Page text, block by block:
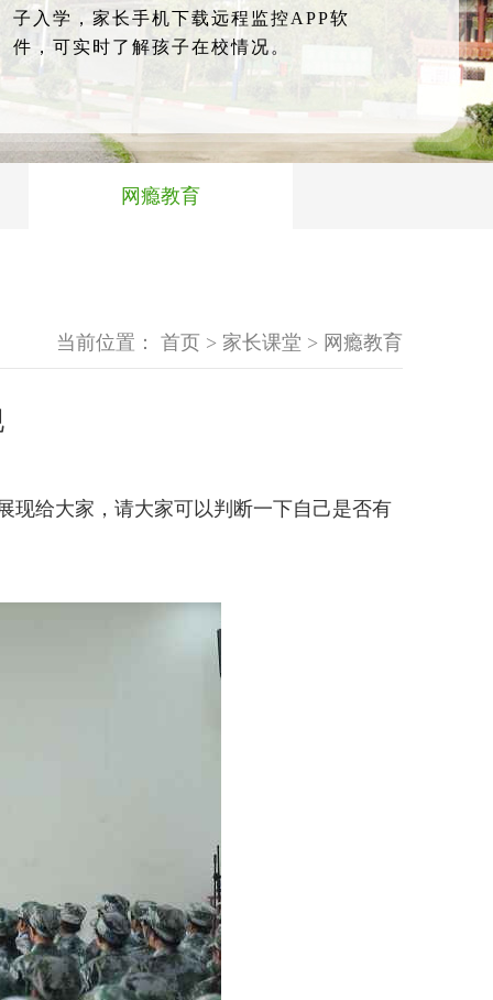
子入学，家长手机下载远程监控APP软
件，可实时了解孩子在校情况。
网瘾教育
当前位置： 首页 > 家长课堂 > 网瘾教育
现给大家，请大家可以判断一下自己是否有